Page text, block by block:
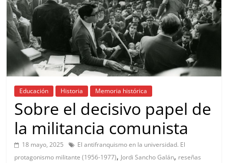
Educación Historia Memoria histórica
Sobre el decisivo papel de
la militancia comunista
18 mayo, 2025
El antifranquismo en la universidad. El
protagonismo militante (1956-1977), Jordi Sancho Galán, reseñas